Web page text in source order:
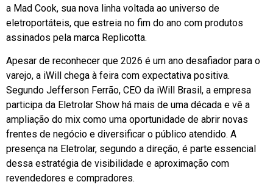
a Mad Cook, sua nova linha voltada ao universo de
eletroportáteis, que estreia no fim do ano com produtos
assinados pela marca Replicotta.
Apesar de reconhecer que 2026 é um ano desafiador para o
varejo, a iWill chega à feira com expectativa positiva.
Segundo Jefferson Ferrão, CEO da iWill Brasil, a empresa
participa da Eletrolar Show há mais de uma década e vê a
ampliação do mix como uma oportunidade de abrir novas
frentes de negócio e diversificar o público atendido. A
presença na Eletrolar, segundo a direção, é parte essencial
dessa estratégia de visibilidade e aproximação com
revendedores e compradores.